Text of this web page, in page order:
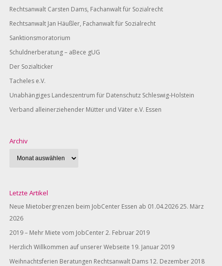
Rechtsanwalt Carsten Dams, Fachanwalt für Sozialrecht
Rechtsanwalt Jan Häußler, Fachanwalt für Sozialrecht
Sanktionsmoratorium
Schuldnerberatung – aBece gUG
Der Sozialticker
Tacheles e.V.
Unabhängiges Landeszentrum für Datenschutz Schleswig-Holstein
Verband alleinerziehender Mütter und Väter e.V. Essen
Archiv
Letzte Artikel
Neue Mietobergrenzen beim JobCenter Essen ab 01.04.202625. März
2026
2019 – Mehr Miete vom JobCenter2. Februar 2019
Herzlich Willkommen auf unserer Webseite 19. Januar 2019
Weihnachtsferien Beratungen Rechtsanwalt Dams 12. Dezember 2018